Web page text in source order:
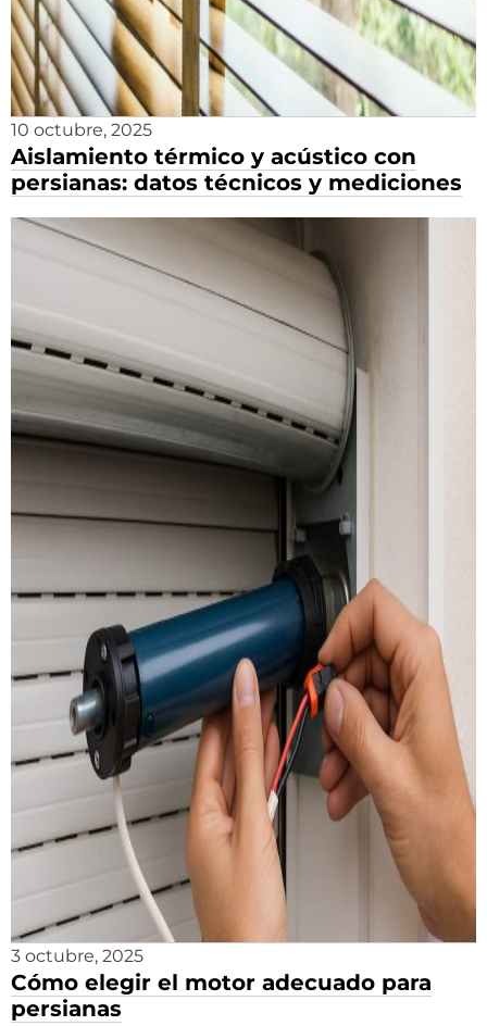
10 octubre, 2025
Aislamiento térmico y acústico con
persianas: datos técnicos y mediciones
3 octubre, 2025
Cómo elegir el motor adecuado para
persianas